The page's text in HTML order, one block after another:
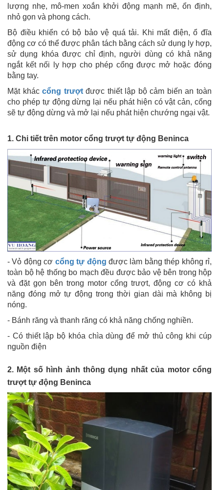
lượng nhẹ, mô-men xoắn khởi động mạnh mẽ, ổn định,
nhỏ gọn và phong cách.
Bộ điều khiển có bộ bảo vệ quá tải. Khi mất điện, ổ đĩa
động cơ có thể được phân tách bằng cách sử dụng ly hợp,
sử dụng khóa được chỉ định, người dùng có khả năng
ngắt kết nối ly hợp cho phép cổng được mở hoặc đóng
bằng tay.
Mặt kháccổng trượtđược thiết lập bộ cảm biến an toàn
cho phép tự động dừng lại nếu phát hiện có vật cản, cổng
sẽ tự động dừng và mở lại nếu phát hiện chướng ngại vật.
1. Chi tiết trên motor cổng trượt tự động Beninca
- Vỏ động cơ cổng tự động được làm bằng thép không rỉ,
toàn bộ hệ thống bo mạch đều được bảo vệ bên trong hộp
và đặt gọn bên trong motor cổng trượt, động cơ có khả
năng đóng mở tự động trong thời gian dài mà không bị
nóng.
- Bánh răng và thanh răng có khả năng chống nghiền.
- Có thiết lập bộ khóa chìa dùng để mở thủ công khi cúp
nguồn điện
2. Một số hình ảnh thông dụng nhất của motor cổng
trượt tự động Beninca